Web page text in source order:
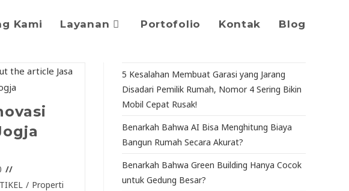
Kami Layanan Portofolio Kontak Blog
/ Properti
5 Kesalahan Membuat Garasi yang Jarang
Disadari Pemilik Rumah, Nomor 4 Sering Bikin
Mobil Cepat Rusak!
Benarkah Bahwa AI Bisa Menghitung Biaya
Bangun Rumah Secara Akurat?
Benarkah Bahwa Green Building Hanya Cocok
untuk Gedung Besar?